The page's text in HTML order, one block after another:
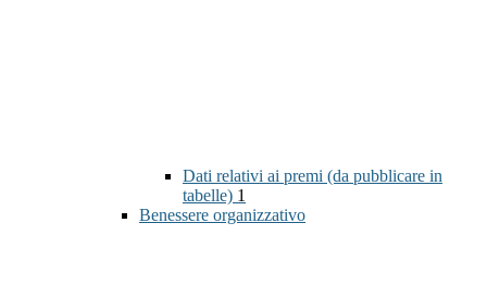
Dati relativi ai premi (da pubblicare in
tabelle) 1
Benessere organizzativo